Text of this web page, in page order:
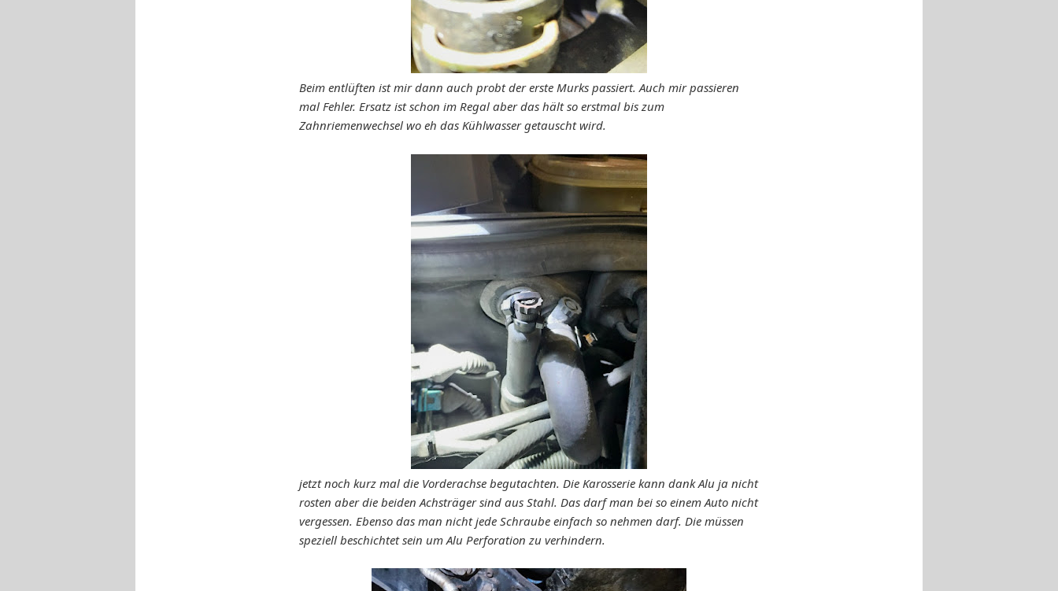
Beim entlüften ist mir dann auch probt der erste Murks passiert. Auch mir passieren
mal Fehler. Ersatz ist schon im Regal aber das hält so erstmal bis zum
Zahnriemenwechsel wo eh das Kühlwasser getauscht wird.
jetzt noch kurz mal die Vorderachse begutachten. Die Karosserie kann dank Alu ja nicht
rosten aber die beiden Achsträger sind aus Stahl. Das darf man bei so einem Auto nicht
vergessen. Ebenso das man nicht jede Schraube einfach so nehmen darf. Die müssen
speziell beschichtet sein um Alu Perforation zu verhindern.